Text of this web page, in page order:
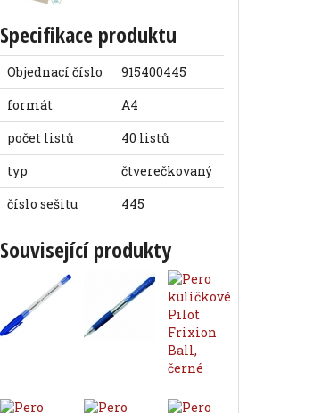
Specifikace produktu
Objednací číslo
915400445
formát
A4
počet listů
40 listů
typ
čtverečkovaný
číslo sešitu
445
Související produkty